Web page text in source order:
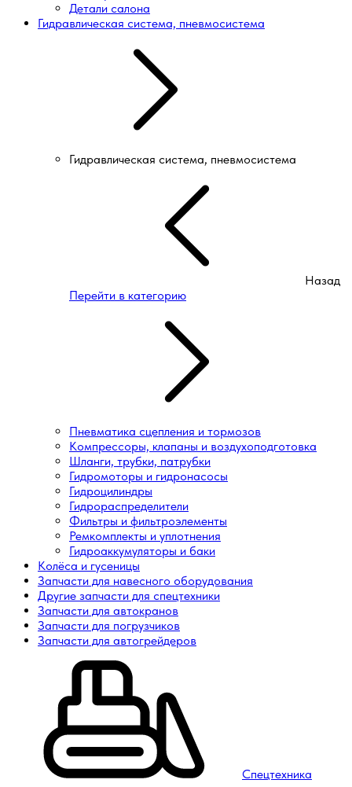
Детали салона
Гидравлическая система, пневмосистема
Гидравлическая система, пневмосистема
Назад
Перейти в категорию
Пневматика сцепления и тормозов
Компрессоры, клапаны и воздухоподготовка
Шланги, трубки, патрубки
Гидромоторы и гидронасосы
Гидроцилиндры
Гидрораспределители
Фильтры и фильтроэлементы
Ремкомплекты и уплотнения
Гидроаккумуляторы и баки
Колёса и гусеницы
Запчасти для навесного оборудования
Другие запчасти для спецтехники
Запчасти для автокранов
Запчасти для погрузчиков
Запчасти для автогрейдеров
Спецтехника